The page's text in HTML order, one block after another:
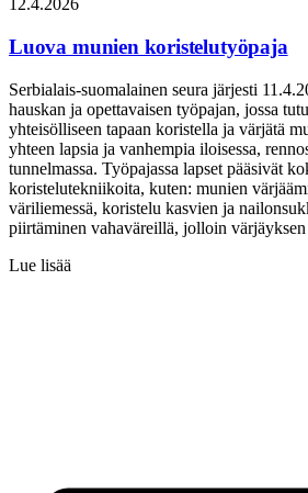
12.4.2026
Luova munien koristelutyöpaja
Serbialais-suomalainen seura järjesti
hauskan ja opettavaisen työpajan, jossa
yhteisölliseen tapaan koristella ja värjätä
yhteen lapsia ja vanhempia iloisessa,
tunnelmassa. Työpajassa lapset pääsivät
koristelutekniikoita, kuten: munien
väriliemessä, koristelu kasvien ja
piirtäminen vahaväreillä, jolloin
Lue lisää